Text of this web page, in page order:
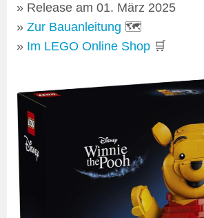
Release am 01. März 2025
Zur Bauanleitung 🗺
Im LEGO Online Shop 🛒